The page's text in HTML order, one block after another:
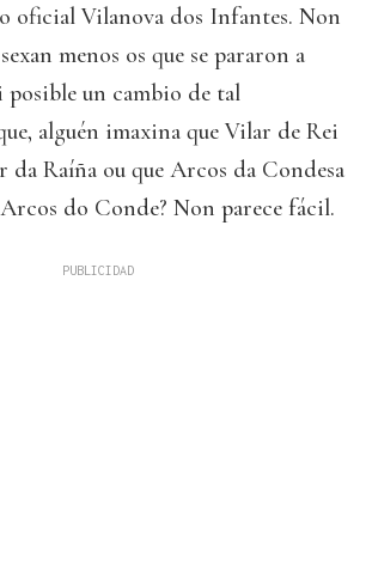
oficial Vilanova dos Infantes. Non
menos os que se pararon a
un cambio de tal
alguén imaxina que Vilar de Rei
da Raíña ou que Arcos da Condesa
do Conde? Non parece fácil.